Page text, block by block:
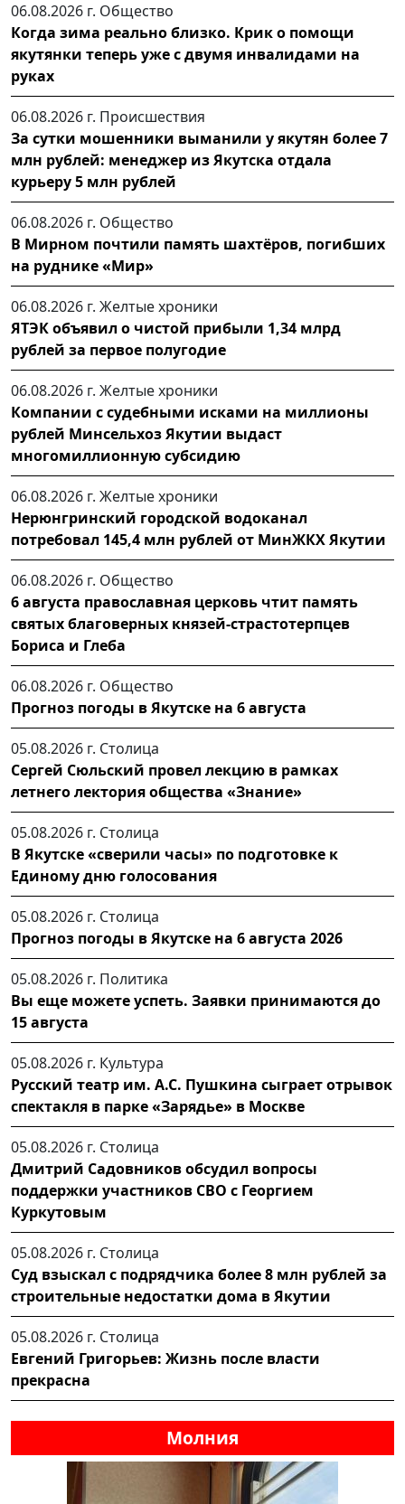
06.08.2026 г. Общество
Когда зима реально близко. Крик о помощи
якутянки теперь уже с двумя инвалидами на
руках
06.08.2026 г. Происшествия
За сутки мошенники выманили у якутян более 7
млн рублей: менеджер из Якутска отдала
курьеру 5 млн рублей
06.08.2026 г. Общество
В Мирном почтили память шахтёров, погибших
на руднике «Мир»
06.08.2026 г. Желтые хроники
ЯТЭК объявил о чистой прибыли 1,34 млрд
рублей за первое полугодие
06.08.2026 г. Желтые хроники
Компании с судебными исками на миллионы
рублей Минсельхоз Якутии выдаст
многомиллионную субсидию
06.08.2026 г. Желтые хроники
Нерюнгринский городской водоканал
потребовал 145,4 млн рублей от МинЖКХ Якутии
06.08.2026 г. Общество
6 августа православная церковь чтит память
святых благоверных князей-страстотерпцев
Бориса и Глеба
06.08.2026 г. Общество
Прогноз погоды в Якутске на 6 августа
05.08.2026 г. Столица
Сергей Сюльский провел лекцию в рамках
летнего лектория общества «Знание»
05.08.2026 г. Столица
В Якутске «сверили часы» по подготовке к
Единому дню голосования
05.08.2026 г. Столица
Прогноз погоды в Якутске на 6 августа 2026
05.08.2026 г. Политика
Вы еще можете успеть. Заявки принимаются до
15 августа
05.08.2026 г. Культура
Русский театр им. А.С. Пушкина сыграет отрывок
спектакля в парке «Зарядье» в Москве
05.08.2026 г. Столица
Дмитрий Садовников обсудил вопросы
поддержки участников СВО с Георгием
Куркутовым
05.08.2026 г. Столица
Суд взыскал с подрядчика более 8 млн рублей за
строительные недостатки дома в Якутии
05.08.2026 г. Столица
Евгений Григорьев: Жизнь после власти
прекрасна
Молния